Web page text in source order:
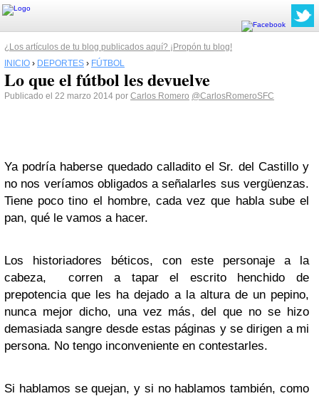
¿Los artículos de tu blog publicados aquí? ¡Propón tu blog!
INICIO › DEPORTES › FÚTBOL
Lo que el fútbol les devuelve
Publicado el 22 marzo 2014 por Carlos Romero @CarlosRomeroSFC
Ya podría haberse quedado calladito el Sr. del Castillo y
no nos veríamos obligados a señalarles sus vergüenzas.
Tiene poco tino el hombre, cada vez que habla sube el
pan, qué le vamos a hacer.
Los historiadores béticos, con este personaje a la
cabeza, corren a tapar el escrito henchido de
prepotencia que les ha dejado a la altura de un pepino,
nunca mejor dicho, una vez más, del que no se hizo
demasiada sangre desde estas páginas y se dirigen a mi
persona. No tengo inconveniente en contestarles.
Si hablamos se quejan, y si no hablamos también, como